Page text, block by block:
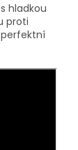
hladkou
proti